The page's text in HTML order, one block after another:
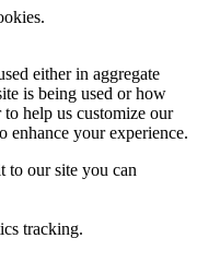
either in aggregate
is being used or how
help us customize our
enhance your experience.
to our site you can
tracking.